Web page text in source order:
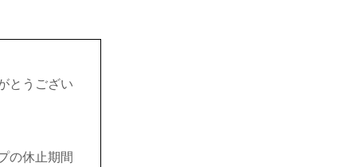
とうござい
の休止期間